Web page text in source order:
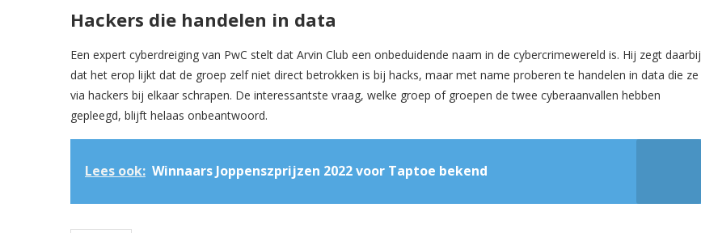
Hackers die handelen in data
Een expert cyberdreiging van PwC stelt dat Arvin Club een onbeduidende naam in de cybercrimewereld is. Hij zegt daarbij
dat het erop lijkt dat de groep zelf niet direct betrokken is bij hacks, maar met name proberen te handelen in data die ze
via hackers bij elkaar schrapen. De interessantste vraag, welke groep of groepen de twee cyberaanvallen hebben
gepleegd, blijft helaas onbeantwoord.
Lees ook: Winnaars Joppenszprijzen 2022 voor Taptoe bekend